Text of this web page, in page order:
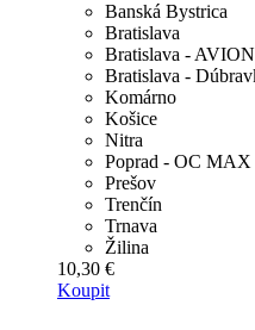
Banská Bystrica
Bratislava
Bratislava -
Bratislava -
Komárno
Košice
Nitra
Poprad - OC MAX
Prešov
Trenčín
Trnava
Žilina
10,30 €
Koupit